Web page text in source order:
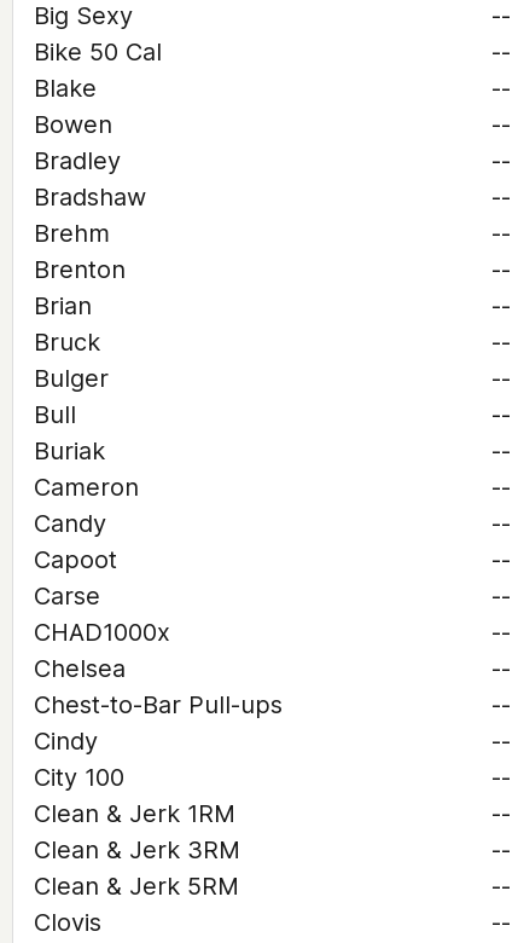
Big Sexy
--
Bike 50 Cal
--
Blake
--
Bowen
--
Bradley
--
Bradshaw
--
Brehm
--
Brenton
--
Brian
--
Bruck
--
Bulger
--
Bull
--
Buriak
--
Cameron
--
Candy
--
Capoot
--
Carse
--
CHAD1000x
--
Chelsea
--
Chest-to-Bar Pull-ups
--
Cindy
--
City 100
--
Clean & Jerk 1RM
--
Clean & Jerk 3RM
--
Clean & Jerk 5RM
--
Clovis
--